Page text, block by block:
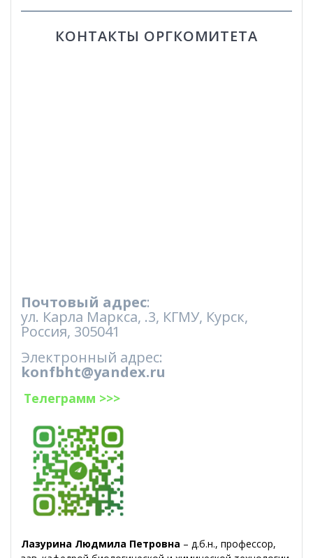
КОНТАКТЫ ОРГКОМИТЕТА
Почтовый адрес:
ул. Карла Маркса, .3, КГМУ, Курск,
Россия, 305041
Электронный адрес:
konfbht@yandex.ru
Телеграмм >>>
Лазурина Людмила Петровна – д.б.н., профессор,